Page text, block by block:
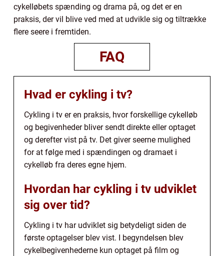
cykelløbets spænding og drama på, og det er en
praksis, der vil blive ved med at udvikle sig og tiltrække
flere seere i fremtiden.
FAQ
Hvad er cykling i tv?
Cykling i tv er en praksis, hvor forskellige cykelløb
og begivenheder bliver sendt direkte eller optaget
og derefter vist på tv. Det giver seerne mulighed
for at følge med i spændingen og dramaet i
cykelløb fra deres egne hjem.
Hvordan har cykling i tv udviklet
sig over tid?
Cykling i tv har udviklet sig betydeligt siden de
første optagelser blev vist. I begyndelsen blev
cykelbegivenhederne kun optaget på film og